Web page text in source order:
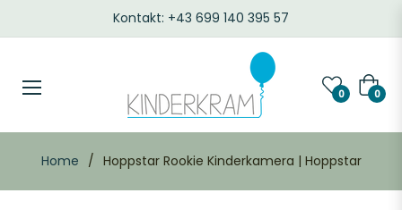
Kontakt: +43 699 140 395 57
0 0
Home / Hoppstar Rookie Kinderkamera | Hoppstar